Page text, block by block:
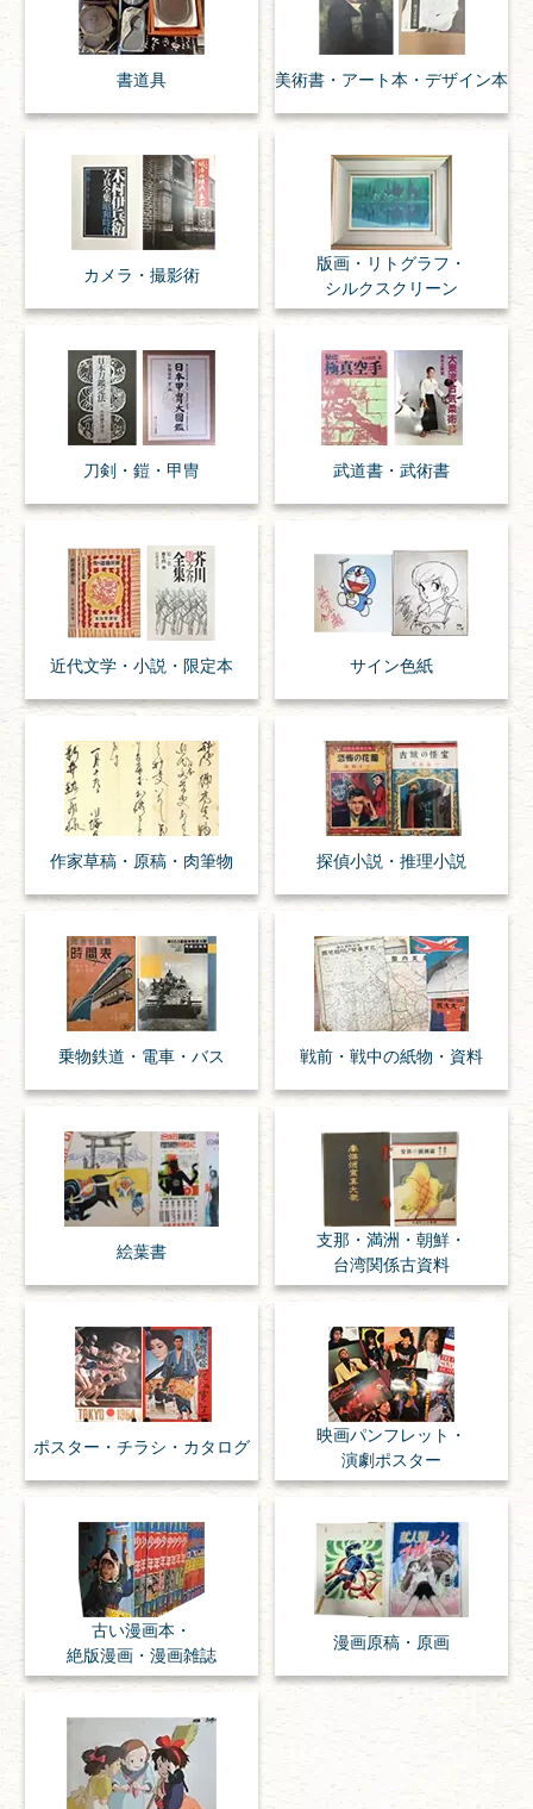
書道具 美術書・アート本・ デザイン本
カメラ・撮影術
版画・リトグラフ・
シルクスクリーン
刀剣・ 鎧・ 甲冑 武道書・ 武術書
近代文学・ 小説・限定本 サイン色紙
作家草稿・原稿・ 肉筆物 探偵小説・ 推理小説
乗物鉄道・ 電車・ バス 戦前・戦中の紙物・資料
絵葉書
支那・満洲・朝鮮・
台湾関係古資料
ポスター・チラシ・ カタログ
映画パンフレット・
演劇ポスター
古い漫画本・
絶版漫画・漫画雑誌
漫画原稿・ 原画